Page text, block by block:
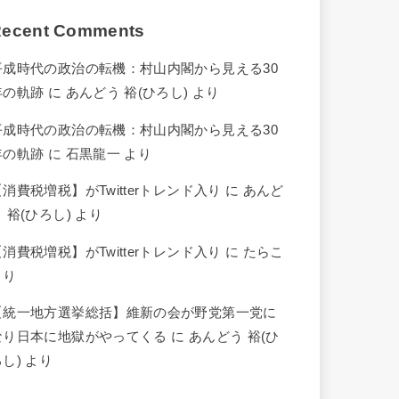
Comments
成時代の政治の転機：村山内閣から見える30
の軌跡 に あんどう 裕(ひろし) より
成時代の政治の転機：村山内閣から見える30
の軌跡 に 石黒龍一 より
消費税増税】がTwitterトレンド入り に あんど
裕(ひろし) より
消費税増税】がTwitterトレンド入り に たらこ
統一地方選挙総括】維新の会が野党第一党に
り日本に地獄がやってくる に あんどう 裕(ひ
し) より